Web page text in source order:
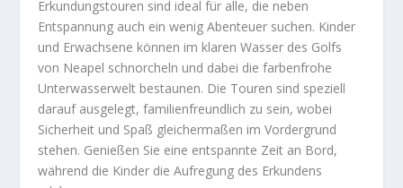
Erkundungstouren sind ideal für alle, die neben
Entspannung auch ein wenig Abenteuer suchen. Kinder
und Erwachsene können im klaren Wasser des Golfs
von Neapel schnorcheln und dabei die farbenfrohe
Unterwasserwelt bestaunen. Die Touren sind speziell
darauf ausgelegt, familienfreundlich zu sein, wobei
Sicherheit und Spaß gleichermaßen im Vordergrund
stehen. Genießen Sie eine entspannte Zeit an Bord,
während die Kinder die Aufregung des Erkundens